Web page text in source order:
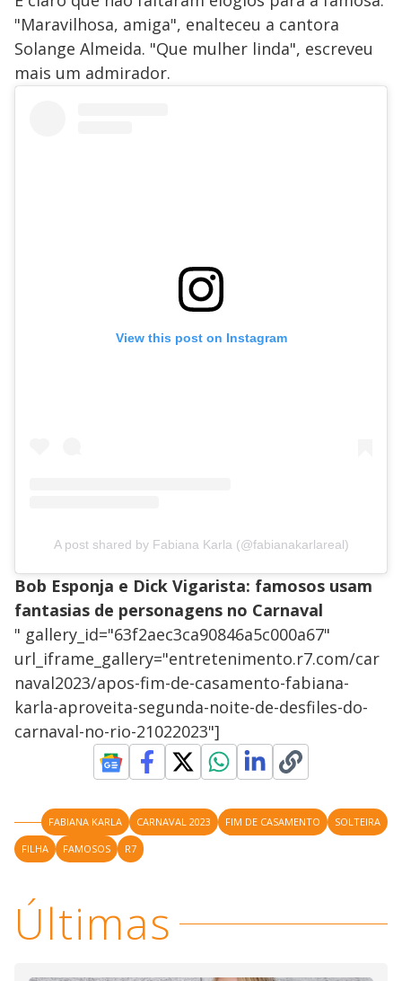
"Maravilhosa, amiga", enalteceu a cantora
Solange Almeida. "Que mulher linda", escreveu
mais um admirador.
View this post on Instagram
A post shared by Fabiana Karla (@fabianakarlareal)
Bob Esponja e Dick Vigarista: famosos usam
fantasias de personagens no Carnaval
" gallery_id="63f2aec3ca90846a5c000a67"
url_iframe_gallery="entretenimento.r7.com/car
naval2023/apos-fim-de-casamento-fabiana-
karla-aproveita-segunda-noite-de-desfiles-do-
carnaval-no-rio-21022023"]
FABIANA KARLA CARNAVAL 2023 FIM DE CASAMENTO
SOLTEIRA
FILHA
FAMOSOS R7
Últimas